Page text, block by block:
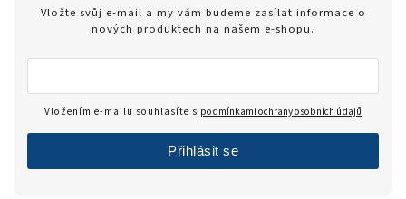
Vložte svůj e-mail a my vám budeme zasílat informace o
nových produktech na našem e-shopu.
Vložením e-mailu souhlasíte s podmínkami ochrany osobních údajů
Přihlásit se